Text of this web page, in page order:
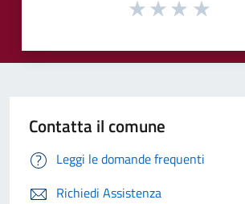
Contatta il comune
Leggi le domande frequenti
Richiedi Assistenza